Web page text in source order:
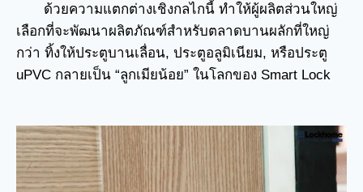
ด้วยความแตกต่างเชิงกลไกนี้ ทำให้ผู้ผลิตส่วนใหญ่
เลือกที่จะพัฒนาผลิตภัณฑ์สำหรับตลาดบานผลักที่ใหญ่
กว่า ทิ้งให้ประตูบานเลื่อน, ประตูอลูมิเนียม, หรือประตู
uPVC กลายเป็น “ลูกเมียน้อย” ในโลกของ Smart Lock